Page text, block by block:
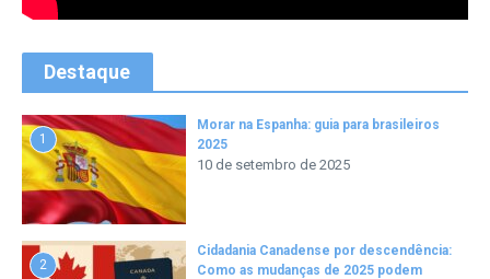
Destaque
1
Morar na Espanha: guia para brasileiros
2025
10 de setembro de 2025
2
Cidadania Canadense por descendência:
Como as mudanças de 2025 podem